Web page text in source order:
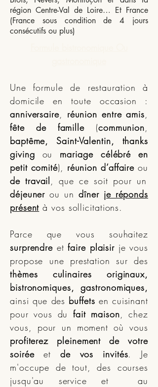
région Centre-Val de Loire… Et France
(France sous condition de 4 jours
consécutifs ou plus)
Une formule de restauration à
domicile en toute occasion :
anniversaire, réunion entre amis,
fête de famille(communion,
baptême, Saint-Valentin, thanks
giving ou mariage célébré en
petit comité), réunion d’affaireou
de travail, que ce soit pour un
déjeunerou undîner je réponds
présent à vos sollicitations.
Parce que vous souhaitez
surprendre etfaire plaisir je vous
propose une prestation sur des
thèmes culinaires originaux,
bistronomiques, gastronomiques,
ainsi que des buffets en cuisinant
pour vous dufait maison, chez
vous, pour un moment où vous
profiterez pleinement de votre
soiréeet de vos invités. Je
m'occupe de tout, des courses
jusqu'au service et au